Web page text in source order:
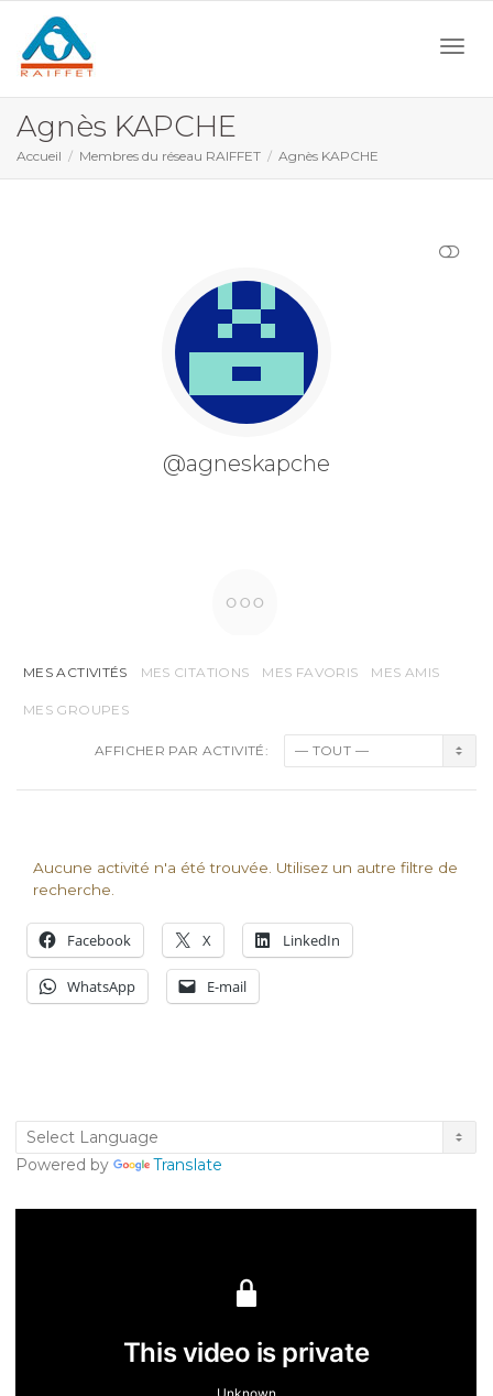
Agnès KAPCHE
Accueil Membres du réseau RAIFFET Agnès KAPCHE
@agneskapche
MES ACTIVITÉS MES CITATIONS MES FAVORIS MES AMIS
MES GROUPES
AFFICHER PAR ACTIVITÉ:
Aucune activité n'a été trouvée. Utilisez un autre filtre de
recherche.
Facebook X LinkedIn
WhatsApp E-mail
Powered by Translate